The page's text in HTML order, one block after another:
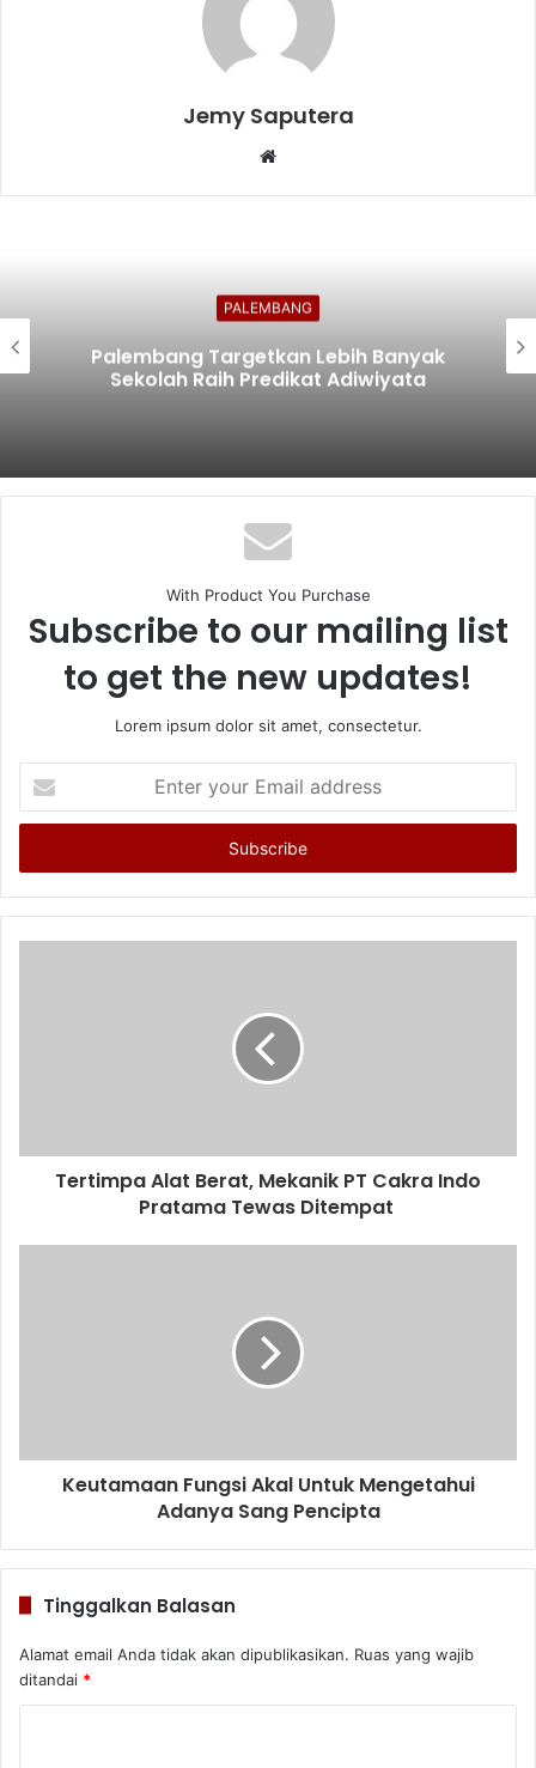
Jemy Saputera
Website
PALEMBANG
Palembang Targetkan Lebih Banyak
Sekolah Raih Predikat Adiwiyata
With Product You Purchase
Subscribe to our mailing list
to get the new updates!
Lorem ipsum dolor sit amet, consectetur.
your
Email
Tertimpa Alat Berat, Mekanik PT Cakra Indo
Pratama Tewas Ditempat
Keutamaan Fungsi Akal Untuk Mengetahui
Adanya Sang Pencipta
Tinggalkan Balasan
Alamat email Anda tidak akan dipublikasikan. Ruas yang wajib
ditandai *